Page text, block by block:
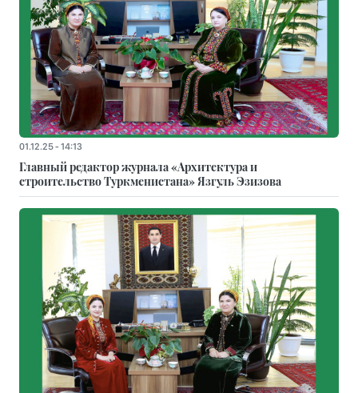
01.12.25 - 14:13
Главный редактор журнала «Архитектура и
строительство Туркменистана» Язгуль Эзизова